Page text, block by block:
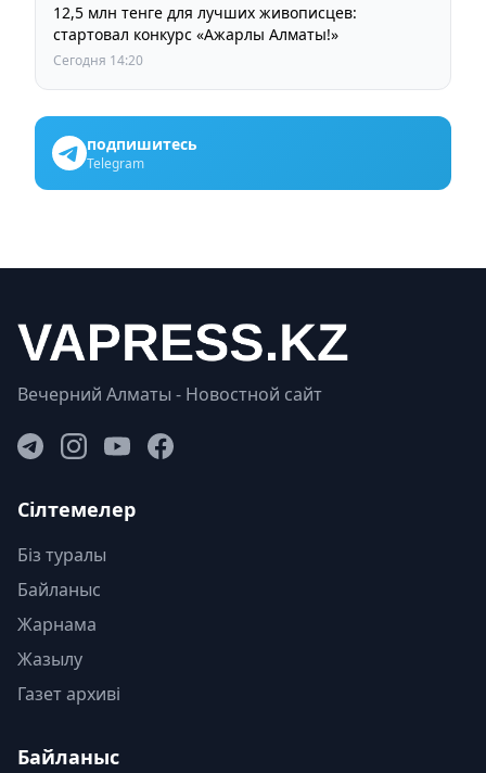
12,5 млн тенге для лучших живописцев:
стартовал конкурс «Ажарлы Алматы!»
Сегодня 14:20
подпишитесь
Telegram
Вечерний Алматы - Новостной сайт
Сілтемелер
Біз туралы
Байланыс
Жарнама
Жазылу
Газет архиві
Байланыс